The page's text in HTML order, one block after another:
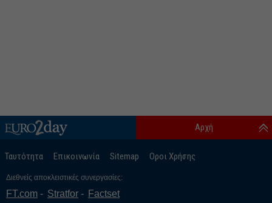
Ταυτότητα Επικοινωνία Sitemap Οροι Χρήσης
Αρχή
Διεθνείς αποκλειστικές συνεργασίες:
FT.com Stratfor Factset